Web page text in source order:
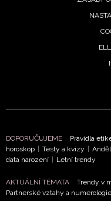
DOPORUČUJEME Pravidla
horoskop | Testy a kvízy |
data narození | Letní trendy
AKTUÁLNÍ TÉMATA Trendy v
Partnerské vztahy a numerologie